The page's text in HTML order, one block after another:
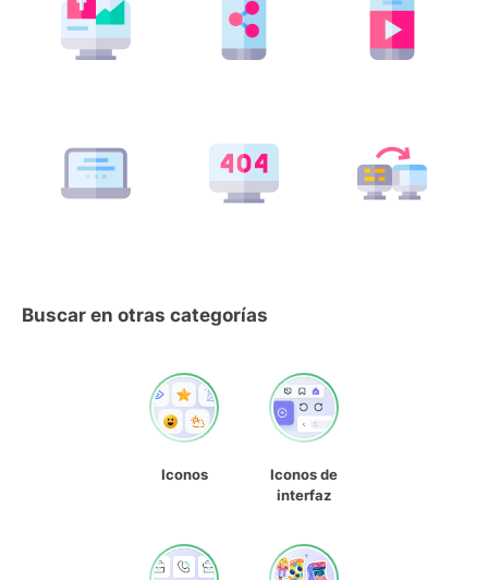
Buscar en otras categorías
Iconos
Iconos de
interfaz